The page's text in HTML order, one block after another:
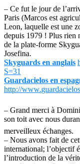
– Ce fut le jour de
Paris (Marcos est
Leon, laquelle est une
depuis 1979 ! Plus rien
de la plate-forme
Josefina.
Skyguards en anglais
S=31
Guardacielos en
http://
– Grand merci à
son toit avec nous
merveilleux échanges.
– Nous avons fait de
international; l’objectif
l’introduction de la